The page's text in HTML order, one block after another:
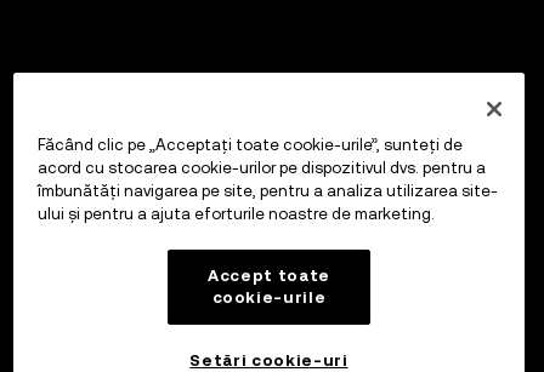
Făcând clic pe „Acceptați toate cookie-urile”, sunteți de
acord cu stocarea cookie-urilor pe dispozitivul dvs. pentru a
îmbunătăți navigarea pe site, pentru a analiza utilizarea site-
ului și pentru a ajuta eforturile noastre de marketing.
Accept toate
cookie-urile
Setări cookie-uri